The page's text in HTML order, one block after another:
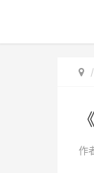
作